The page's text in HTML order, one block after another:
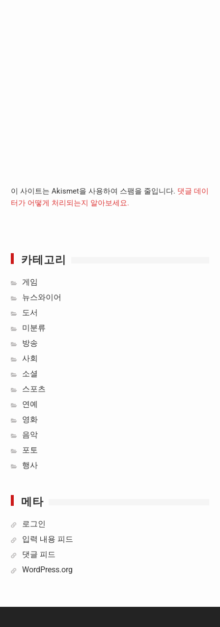
이 사이트는 Akismet을 사용하여 스팸을 줄입니다. 댓글 데이
터가 어떻게 처리되는지 알아보세요.
카테고리
게임
뉴스와이어
도서
미분류
방송
사회
소셜
스포츠
연예
영화
음악
포토
행사
메타
로그인
입력 내용 피드
댓글 피드
WordPress.org